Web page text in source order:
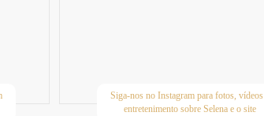
Siga-nos no Instagram para fotos, vídeos
entretenimento sobre Selena e o site